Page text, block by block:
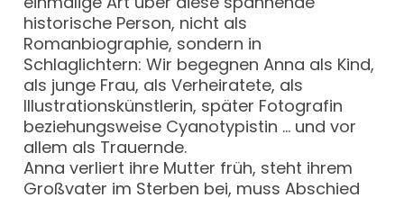
historische Person, nicht als
Romanbiographie, sondern in
Schlaglichtern: Wir begegnen Anna als Kind,
als junge Frau, als Verheiratete, als
Illustrationskünstlerin, später Fotografin
beziehungsweise Cyanotypistin … und vor
allem als Trauernde.
Anna verliert ihre Mutter früh, steht ihrem
Großvater im Sterben bei, muss Abschied